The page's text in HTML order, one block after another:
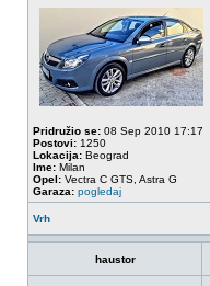
Pridružio se: 08 Sep 2010 17:17
Postovi: 1250
Lokacija: Beograd
Ime: Milan
Opel: Vectra C GTS, Astra G
Garaza: pogledaj
Vrh
haustor